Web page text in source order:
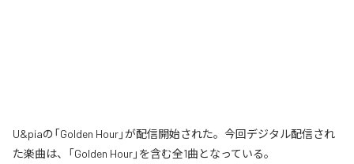
U&piaの「Golden Hour」が配信開始された。今回デジタル配信され
た楽曲は、「Golden Hour」を含む全1曲となっている。